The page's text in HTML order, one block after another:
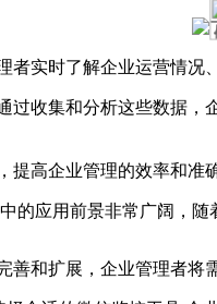
实时了解企业运营情况
收集和分析这些数据
高企业管理的效率和准
的应用前景非常广阔，
和扩展，企业管理者将